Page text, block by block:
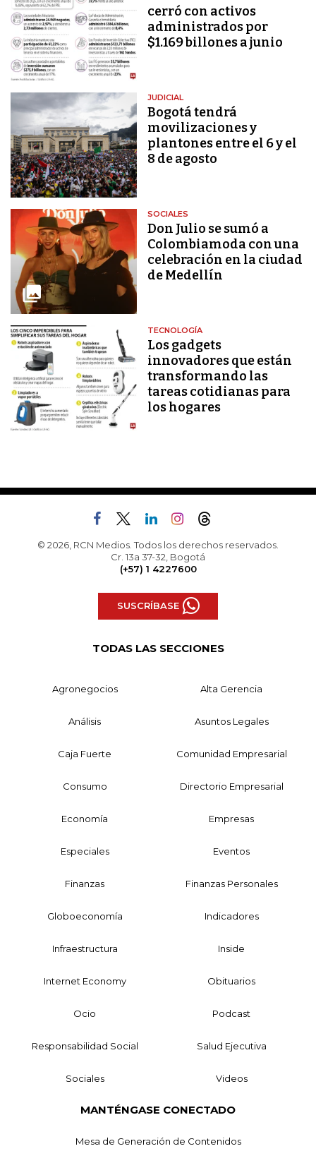
cerró con activos
administrados por
$1.169 billones a junio
JUDICIAL
Bogotá tendrá
movilizaciones y
plantones entre el 6 y el
8 de agosto
SOCIALES
Don Julio se sumó a
Colombiamoda con una
celebración en la ciudad
de Medellín
TECNOLOGÍA
Los gadgets
innovadores que están
transformando las
tareas cotidianas para
los hogares
© 2026, RCN Medios. Todos los derechos reservados.
Cr. 13a 37-32, Bogotá
(+57) 1 4227600
SUSCRÍBASE
TODAS LAS SECCIONES
Agronegocios Alta Gerencia
Análisis Asuntos Legales
Caja Fuerte Comunidad Empresarial
Consumo Directorio Empresarial
Economía Empresas
Especiales Eventos
Finanzas Finanzas Personales
Globoeconomía Indicadores
Infraestructura Inside
Internet Economy Obituarios
Ocio Podcast
Responsabilidad Social Salud Ejecutiva
Sociales Videos
MANTÉNGASE CONECTADO
Mesa de Generación de Contenidos